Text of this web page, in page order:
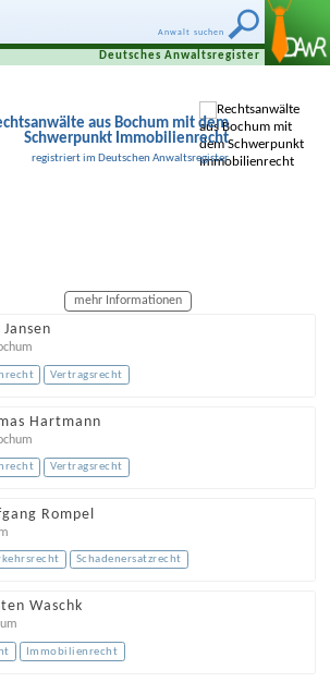
Anwalt suchen
Deutsches Anwaltsregister
aus Bochum mit dem
Schwerpunkt Immobilienrecht
registriert im Deutschen Anwaltsregister
mehr Informationen
Vertragsrecht
Hartmann
Vertragsrecht
Rompel
Schadenersatzrecht
Waschk
Immobilienrecht